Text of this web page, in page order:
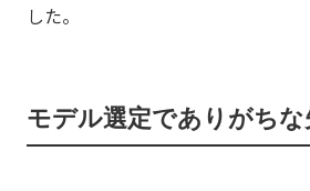
した。
モデル選定でありがち